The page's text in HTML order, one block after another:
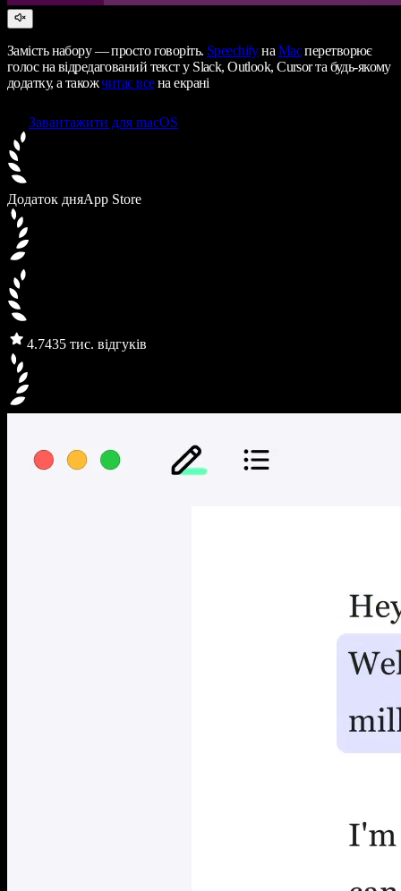
Замість набору — просто говоріть. Speechifyна Macперетворює
голос на відредагований текст у Slack, Outlook, Cursor та будь-якому
додатку, а такожчитає всена екрані
Завантажити для macOS
Додаток дняApp Store
4.7435 тис. відгуків